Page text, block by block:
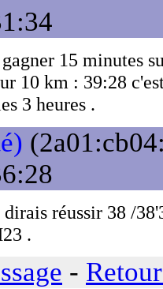
15 minutes
10 km : 39:28
3 heures .
réussir 38 /
.
-